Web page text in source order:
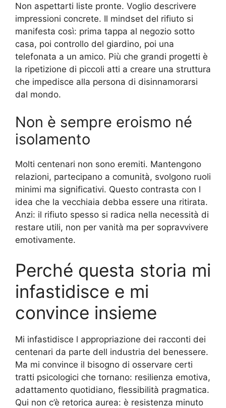
Non aspettarti liste pronte. Voglio descrivere
impressioni concrete. Il mindset del rifiuto si
manifesta così: prima tappa al negozio sotto
casa, poi controllo del giardino, poi una
telefonata a un amico. Più che grandi progetti è
la ripetizione di piccoli atti a creare una struttura
che impedisce alla persona di disinnamorarsi
dal mondo.
Non è sempre eroismo né
isolamento
Molti centenari non sono eremiti. Mantengono
relazioni, partecipano a comunità, svolgono ruoli
minimi ma significativi. Questo contrasta con l
idea che la vecchiaia debba essere una ritirata.
Anzi: il rifiuto spesso si radica nella necessità di
restare utili, non per vanità ma per sopravvivere
emotivamente.
Perché questa storia mi
infastidisce e mi
convince insieme
Mi infastidisce l appropriazione dei racconti dei
centenari da parte dell industria del benessere.
Ma mi convince il bisogno di osservare certi
tratti psicologici che tornano: resilienza emotiva,
adattamento quotidiano, flessibilità pragmatica.
Qui non c’è retorica aurea: è resistenza minuto